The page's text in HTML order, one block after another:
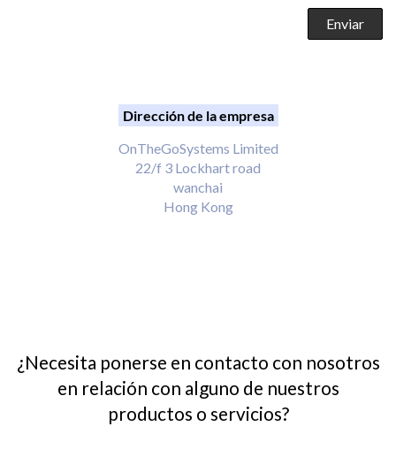
Dirección de la empresa
OnTheGoSystems Limited
22/f 3 Lockhart road
wanchai
Hong Kong
¿Necesita ponerse en contacto con nosotros
en relación con alguno de nuestros
productos o servicios?